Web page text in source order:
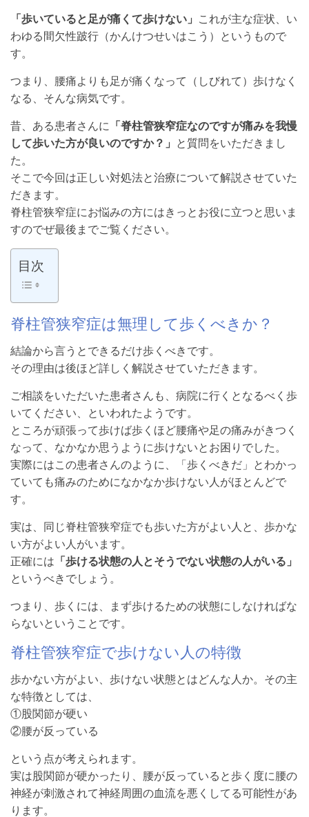
「歩いていると足が痛くて歩けない」 これが主な症状、い
わゆる間欠性跛行（かんけつせいはこう）というもので
す。
つまり、腰痛よりも足が痛くなって（しびれて）歩けなく
なる、そんな病気です。
昔、ある患者さんに 「脊柱管狭窄症なのですが痛みを我慢
して歩いた方が良いのですか？」 と質問をいただきまし
た。
そこで今回は正しい対処法と治療について解説させていた
だきます。
脊柱管狭窄症にお悩みの方にはきっとお役に立つと思いま
すのでぜ最後までご覧ください。
目次
脊柱管狭窄症は無理して歩くべきか？
結論から言うとできるだけ歩くべきです。
その理由は後ほど詳しく解説させていただきます。
ご相談をいただいた患者さんも、病院に行くとなるべく歩
いてください、といわれたようです。
ところが頑張って歩けば歩くほど腰痛や足の痛みがきつく
なって、なかなか思うように歩けないとお困りでした。
実際にはこの患者さんのように、「歩くべきだ」とわかっ
ていても痛みのためになかなか歩けない人がほとんどで
す。
実は、同じ脊柱管狭窄症でも歩いた方がよい人と、歩かな
い方がよい人がいます。
正確には 「歩ける状態の人とそうでない状態の人がいる」
というべきでしょう。
つまり、歩くには、まず歩けるための状態にしなければな
らないということです。
脊柱管狭窄症で歩けない人の特徴
歩かない方がよい、歩けない状態とはどんな人か。その主
な特徴としては、
①股関節が硬い
②腰が反っている
という点が考えられます。
実は股関節が硬かったり、腰が反っていると歩く度に腰の
神経が刺激されて神経周囲の血流を悪くしてる可能性があ
ります。